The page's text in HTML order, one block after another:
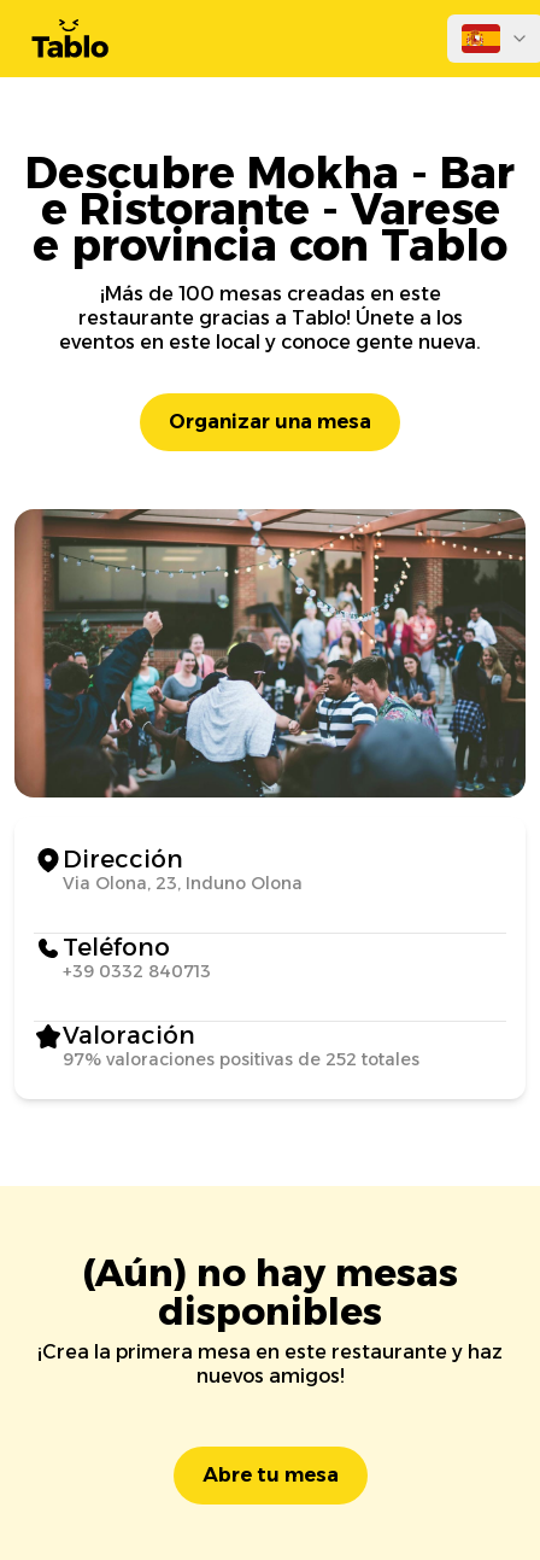
Descubre Mokha - Bar
e Ristorante - Varese
e provincia con Tablo
¡Más de 100 mesas creadas en este
restaurante gracias a Tablo! Únete a los
eventos en este local y conoce gente nueva.
Organizar una mesa
Dirección
Via Olona, 23, Induno Olona
Teléfono
+39 0332 840713
Valoración
97% valoraciones positivas de 252 totales
(Aún) no hay mesas
disponibles
¡Crea la primera mesa en este restaurante y haz
nuevos amigos!
Abre tu mesa